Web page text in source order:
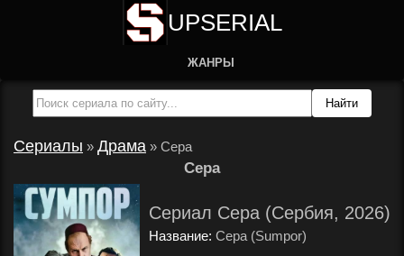
UPSERIAL
ЖАНРЫ
Сериалы » Драма » Сера
Сера
Сериал Сера (Сербия, 2026)
Название: Сера (Sumpor)